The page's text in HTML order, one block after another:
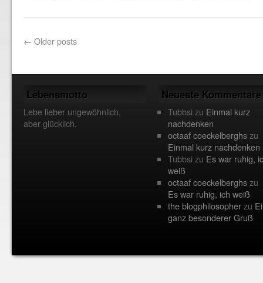
← Older posts
Lebensmotto
Lebe lieber ungewöhnlich,
aber glücklich.
Neueste Kommentare
Tubbsizu Einmal kurz
nachdenken
octaaf coeckelberghszu
Einmal kurz nachdenken
Tubbsizu Es war ruhig,
weiß
octaaf coeckelberghszu
Es war ruhig, ich weiß
the blogphilosopherzu
ganz besonderer Gruß